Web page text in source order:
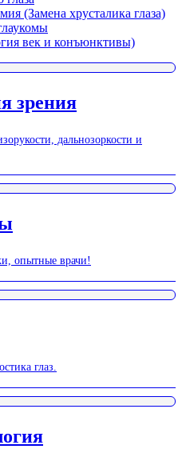
(Замена хрусталика глаза)
век и конъюнктивы)
зрения
дальнозоркости и
опытные врачи!
глаз.